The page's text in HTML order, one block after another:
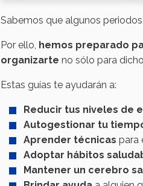
Sabemos que algunos
Por ello, hemos preparado
organizarte no sólo para
Estas guías te ayudarán a:
Reducir tus niveles de
Autogestionar tu
Aprender técnicas para
Adoptar hábitos
Mantener un cerebro